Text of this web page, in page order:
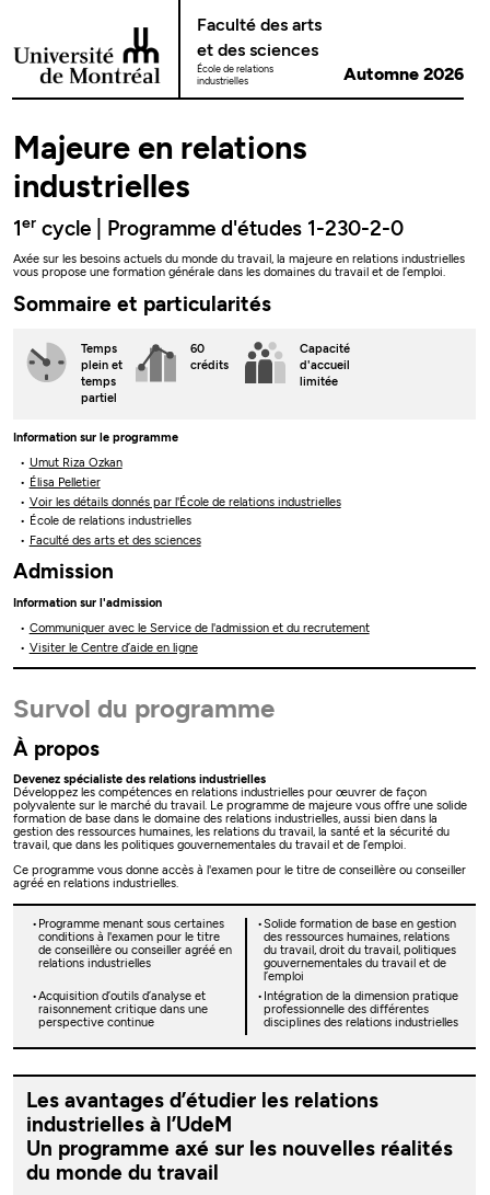
Faculté des arts
et des sciences
École de relations
industrielles
Automne 2026
Majeure en relations
industrielles
1er cycle | Programme d'études 1-230-2-0
Axée sur les besoins actuels du monde du travail, la majeure en relations industrielles
vous propose une formation générale dans les domaines du travail et de l’emploi.
Sommaire et particularités
Temps
plein et
temps
partiel
60
crédits
Capacité
d'accueil
limitée
Information sur le programme
Umut Riza Ozkan
Élisa Pelletier
Voir les détails donnés par l'École de relations industrielles
École de relations industrielles
Faculté des arts et des sciences
Admission
Information sur l'admission
Communiquer avec le Service de l'admission et du recrutement
Visiter le Centre d’aide en ligne
Survol du programme
À propos
Devenez spécialiste des relations industrielles
Développez les compétences en relations industrielles pour œuvrer de façon
polyvalente sur le marché du travail. Le programme de majeure vous offre une solide
formation de base dans le domaine des relations industrielles, aussi bien dans la
gestion des ressources humaines, les relations du travail, la santé et la sécurité du
travail, que dans les politiques gouvernementales du travail et de l’emploi.
Ce programme vous donne accès à l'examen pour le titre de conseillère ou conseiller
agréé en relations industrielles.
Programme menant sous certaines
conditions à l'examen pour le titre
de conseillère ou conseiller agréé en
relations industrielles
Solide formation de base en gestion
des ressources humaines, relations
du travail, droit du travail, politiques
gouvernementales du travail et de
l’emploi
Acquisition d’outils d’analyse et
raisonnement critique dans une
perspective continue
Intégration de la dimension pratique
professionnelle des différentes
disciplines des relations industrielles
Les avantages d’étudier les relations
industrielles à l’UdeM
Un programme axé sur les nouvelles réalités
du monde du travail